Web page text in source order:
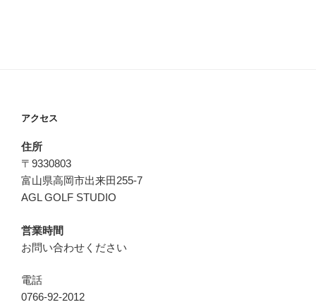
アクセス
住所
〒9330803
富山県高岡市出来田255-7
AGL GOLF STUDIO
営業時間
お問い合わせください
電話
0766-92-2012